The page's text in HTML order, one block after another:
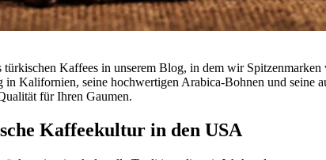
türkischen Kaffees in unserem Blog, in dem wir
in Kalifornien, seine hochwertigen Arabica-Bohnen und
für Ihren Gaumen.
Kaffeekultur in den USA